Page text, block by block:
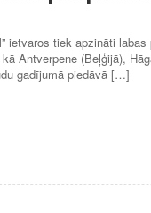
ietvaros tiek apzināti
Antverpene (Beļģijā),
gadījumā piedāvā […]